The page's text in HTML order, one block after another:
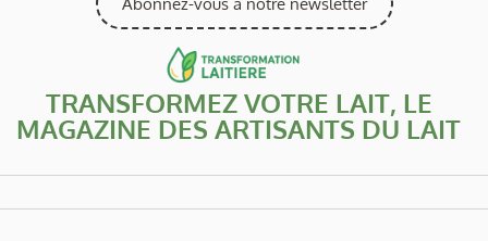
TRANSFORMEZ VOTRE LAIT, LE
MAGAZINE DES ARTISANTS DU LAIT